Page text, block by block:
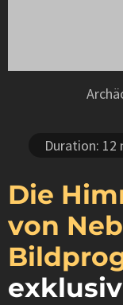
Duration: 12
Die
von
exklusiv